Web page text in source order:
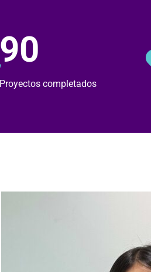
90
Proyectos completados